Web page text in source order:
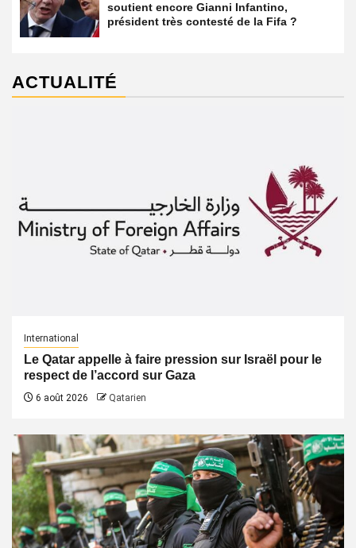
soutient encore Gianni Infantino,
président très contesté de la Fifa ?
ACTUALITÉ
International
Le Qatar appelle à faire pression sur Israël pour le
respect de l’accord sur Gaza
6 août 2026 Qatarien